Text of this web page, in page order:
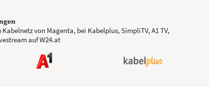
Kabelnetz von Magenta, bei Kabelplus, SimpliTV, A1 TV,
auf W24.at